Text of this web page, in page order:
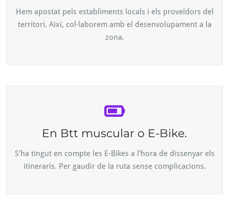
Hem apostat pels establiments locals i els proveïdors del
territori. Així, col·laborem amb el desenvolupament a la
zona.
En Btt muscular o E-Bike.
S'ha tingut en compte les E-Bikes a l'hora de dissenyar els
itineraris. Per gaudir de la ruta sense complicacions.